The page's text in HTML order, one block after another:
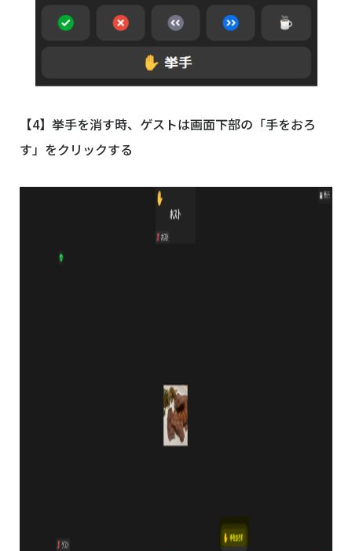
【4】挙手を消す時、ゲストは画面下部の「手をおろ
す」をクリックする